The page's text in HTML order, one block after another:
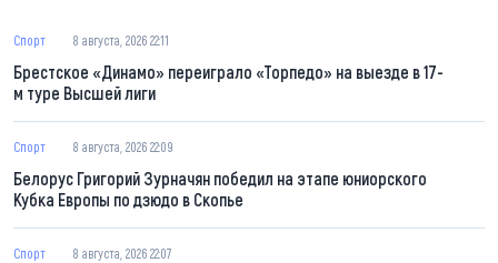
Спорт 8 августа, 2026 22:11
Брестское «Динамо» переиграло «Торпедо» на выезде в 17-
м туре Высшей лиги
Спорт 8 августа, 2026 22:09
Белорус Григорий Зурначян победил на этапе юниорского
Кубка Европы по дзюдо в Скопье
Спорт 8 августа, 2026 22:07